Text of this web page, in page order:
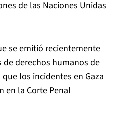
de las Naciones Unidas
se emitió recientemente
derechos humanos de
los incidentes en Gaza
en la Corte Penal